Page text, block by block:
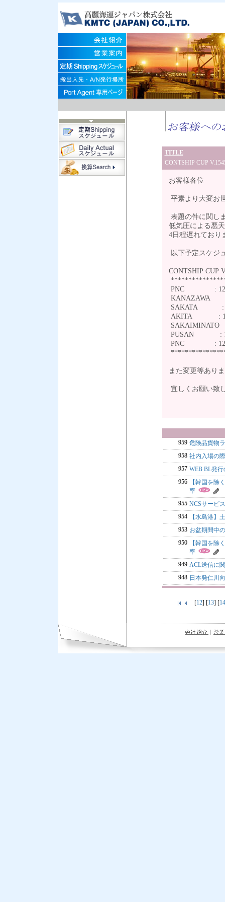
TITLE
CONTSHIP CUP
お客様各位
平素より大変お
表題の件に関し
低気圧による悪
4日程遅れており
以下予定スケジ
CONTSHIP CUP
PNC : 12/
KANAZAWA :
SAKATA :
AKITA : 12/
PUSAN : 12/
PNC : 12/
また変更等あり
宜しくお願い致
959 危険品貨物
958 社内入場の
957 WEB BL発
956
【韓国を除
率
955 NCSサービ
954
【水島港】
953 お盆期間中
950
【韓国を除
率
949 ACL送信に
948 日本発仁川
[12] [13] [14